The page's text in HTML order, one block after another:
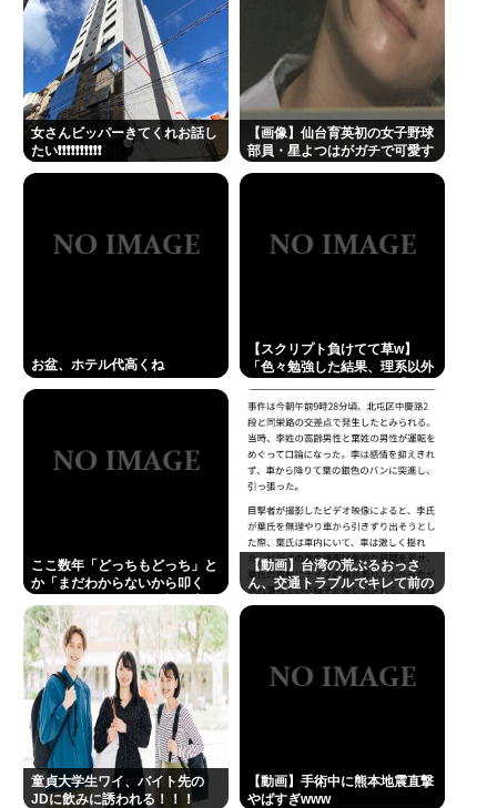
「宝物」…「話し合いを重ねた結果」決断
Powered by livedoor 相互RSS
女さんビッパーきてくれお話し
たい❗❗❗❗❗❗❗❗❗❗
【画像】仙台育英初の女子野球
部員・星よつはがガチで可愛す
お盆、ホテル代高くね
【スクリプト負けてて草w】
「色々勉強した結果、理系以外
チ】」について、もっと具体的
に話そうか
ここ数年「どっちもどっち」と
か「まだわからないから叩く
たけどどっから来たの？(´・
ω・`)
【動画】台湾の荒ぶるおっさ
ん、交通トラブルでキレて前の
童貞大学生ワイ、バイト先の
JDに飲みに誘われる！！！
【動画】手術中に熊本地震直撃
やばすぎwww